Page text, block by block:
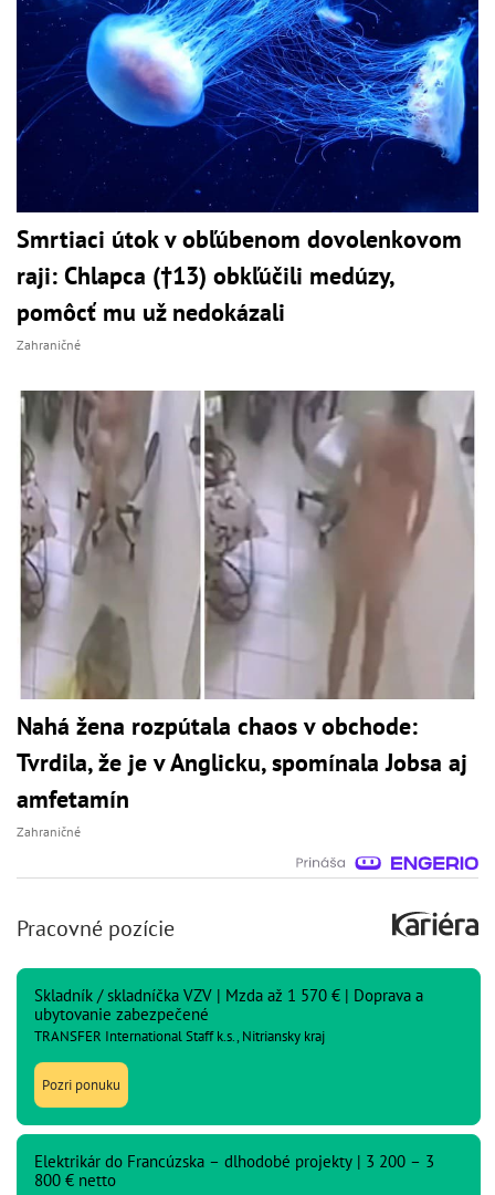
Smrtiaci útok v obľúbenom dovolenkovom
raji: Chlapca (†13) obkľúčili medúzy,
pomôcť mu už nedokázali
Zahraničné
Nahá žena rozpútala chaos v obchode:
Tvrdila, že je v Anglicku, spomínala Jobsa aj
amfetamín
Zahraničné
Pracovné pozície
Skladník / skladníčka VZV | Mzda až 1 570 € | Doprava a
ubytovanie zabezpečené
TRANSFER International Staff k.s., Nitriansky kraj
Pozri ponuku
Elektrikár do Francúzska – dlhodobé projekty | 3 200 – 3
800 € netto